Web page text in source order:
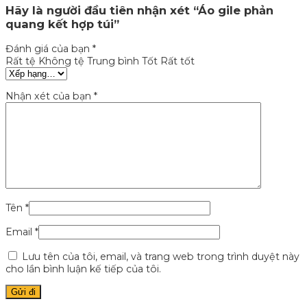
Hãy là người đầu tiên nhận xét “Áo gile phản
quang kết hợp túi”
Đánh giá của bạn *
Rất tệ Không tệ Trung bình Tốt Rất tốt
Nhận xét của bạn *
Tên *
Email *
Lưu tên của tôi, email, và trang web trong trình duyệt này
cho lần bình luận kế tiếp của tôi.